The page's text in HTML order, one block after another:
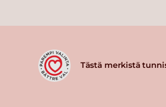
Tästä merkistä